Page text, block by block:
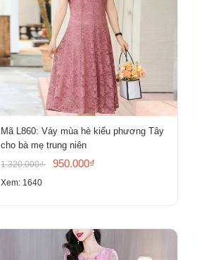
Mã L860: Váy mùa hè kiểu phương Tây
cho bà mẹ trung niên
1.320.000₫ 950.000₫
Xem: 1640